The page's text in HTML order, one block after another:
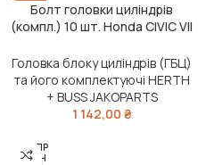
Болт головки циліндрів
(компл.) 10 шт. Honda CIVIC VII
Головка блоку циліндрів (ГБЦ)
та його комплектуючі HERTH
+ BUSS JAKOPARTS
1 142,00 ₴
РОЗПР
ОДАН